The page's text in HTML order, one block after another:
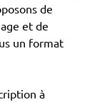
de
et de
un format
à